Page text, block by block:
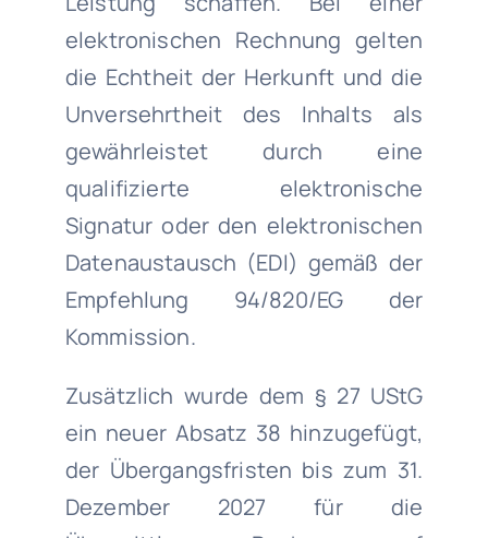
elektronischen Rechnung gelten
die Echtheit der Herkunft und die
Unversehrtheit des Inhalts als
gewährleistet durch eine
qualifizierte elektronische
Signatur oder den elektronischen
Datenaustausch (EDI) gemäß der
Empfehlung 94/820/EG der
Kommission.
Zusätzlich wurde dem § 27 UStG
ein neuer Absatz 38 hinzugefügt,
der Übergangsfristen bis zum 31.
Dezember 2027 für die